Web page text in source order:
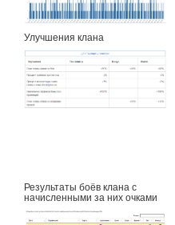
Улучшения клана
Результаты боёв клана с
начисленными за них очками